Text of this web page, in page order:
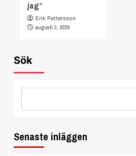
jag”
Erik Pettersson
augusti 3, 2026
Sök
Senaste inläggen